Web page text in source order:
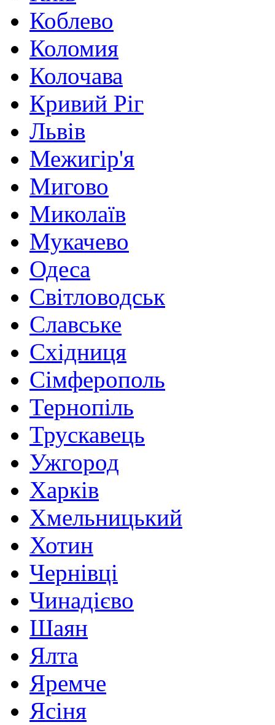
Коблево
Коломия
Колочава
Кривий Ріг
Львів
Межигір'я
Мигово
Миколаїв
Мукачево
Одеса
Світловодськ
Славське
Східниця
Сімферополь
Тернопіль
Трускавець
Ужгород
Харків
Хмельницький
Хотин
Чернівці
Чинадієво
Шаян
Ялта
Яремче
Ясіня